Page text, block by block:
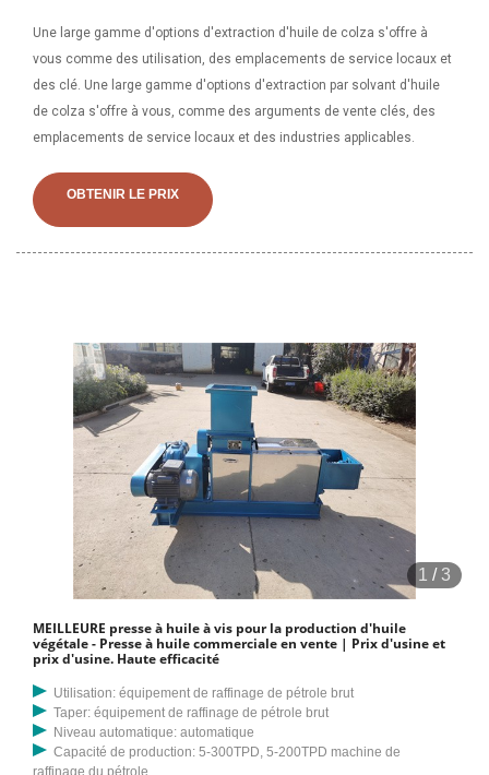
Une large gamme d'options d'extraction d'huile de colza s'offre à
vous comme des utilisation, des emplacements de service locaux et
des clé. Une large gamme d'options d'extraction par solvant d'huile
de colza s'offre à vous, comme des arguments de vente clés, des
emplacements de service locaux et des industries applicables.
OBTENIR LE PRIX
1 /3
MEILLEURE presse à huile à vis pour la production d'huile
végétale - Presse à huile commerciale en vente | Prix d'usine et
prix d'usine. Haute efficacité
Utilisation: équipement de raffinage de pétrole brut
Taper: équipement de raffinage de pétrole brut
Niveau automatique: automatique
Capacité de production: 5-300TPD, 5-200TPD machine de